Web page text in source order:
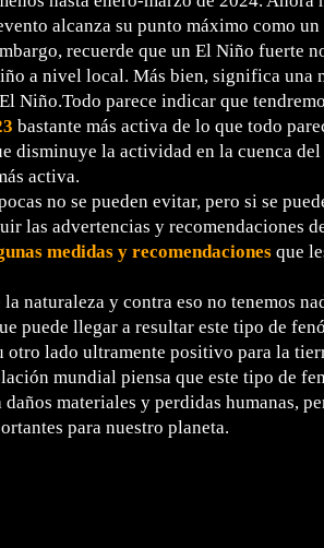
alcanza su punto máximo como
recuerde que un El Niño fuerte
a nivel local. Más bien, significa una
Niño.Todo parece indicar que
bastante más activa de lo que todo
disminuye la actividad en la cuenca
activa.
no se pueden evitar, pero si se
las advertencias y recomendaciones
medidas y recomendaciones que
naturaleza y contra eso no tenemos
puede llegar a resultar este tipo de
otro lado ultramente positivo para la
mundial piensa que este tipo de
materiales y perdidas humanas,
para nuestro planeta.